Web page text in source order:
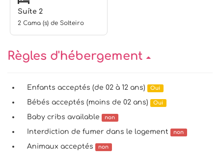
Suíte 2
2 Cama (s) de Solteiro
Règles d'hébergement
Enfants acceptés (de 02 à 12 ans) Oui
Bébés acceptés (moins de 02 ans) Oui
Baby cribs available non
Interdiction de fumer dans le logement non
Animaux acceptés non